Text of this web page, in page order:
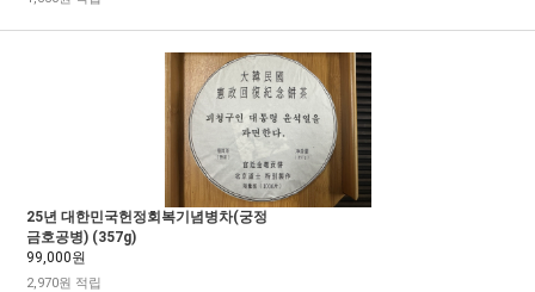
25년 대한민국헌정회복기념병차(궁정
금호공병) (357g)
99,000원
2,970원 적립